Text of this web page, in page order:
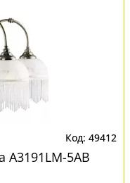
49412
A3191LM-5AB